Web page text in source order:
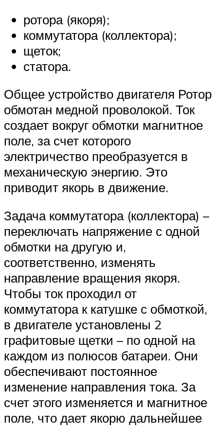
ротора (якоря);
коммутатора (коллектора);
щеток;
статора.
Общее устройство двигателя Ротор
обмотан медной проволокой. Ток
создает вокруг обмотки магнитное
поле, за счет которого
электричество преобразуется в
механическую энергию. Это
приводит якорь в движение.
Задача коммутатора (коллектора) –
переключать напряжение с одной
обмотки на другую и,
соответственно, изменять
направление вращения якоря.
Чтобы ток проходил от
коммутатора к катушке с обмоткой,
в двигателе установлены 2
графитовые щетки – по одной на
каждом из полюсов батареи. Они
обеспечивают постоянное
изменение направления тока. За
счет этого изменяется и магнитное
поле, что дает якорю дальнейшее